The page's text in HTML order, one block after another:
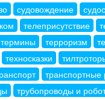
судовождение
телеприсутствие
термины терроризм
техносказки
транспортные
трубопроводы и